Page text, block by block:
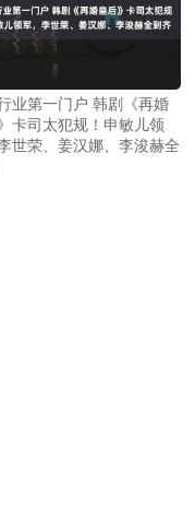
业第一门户 韩剧《再婚
卡司太犯规！申敏儿领
世荣、姜汉娜、李浚赫全